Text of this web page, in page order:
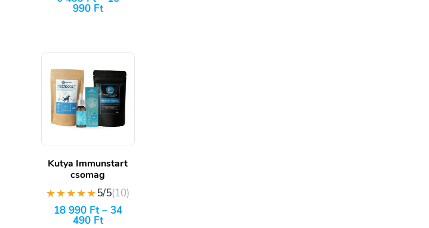
990 Ft
Kutya Immunstart
csomag
★★★★★5/5(10)
18 990 Ft– 34
490 Ft